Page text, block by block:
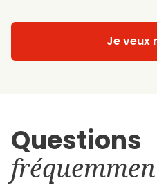
Je veux
Questions